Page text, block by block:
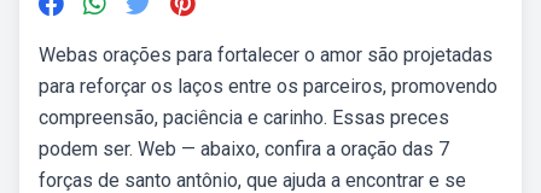
Webas orações para fortalecer o amor são projetadas
para reforçar os laços entre os parceiros, promovendo
compreensão, paciência e carinho. Essas preces
podem ser. Web — abaixo, confira a oração das 7
forças de santo antônio, que ajuda a encontrar e se